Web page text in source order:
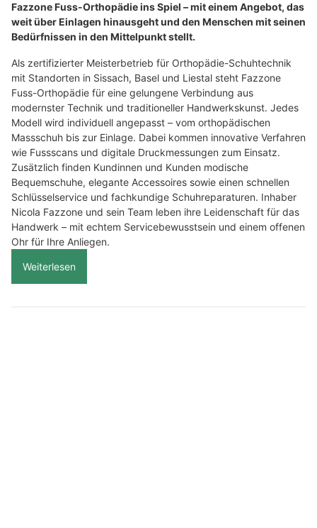
Fazzone Fuss-Orthopädie ins Spiel – mit einem Angebot, das
weit über Einlagen hinausgeht und den Menschen mit seinen
Bedürfnissen in den Mittelpunkt stellt.
Als zertifizierter Meisterbetrieb für Orthopädie-Schuhtechnik
mit Standorten in Sissach, Basel und Liestal steht Fazzone
Fuss-Orthopädie für eine gelungene Verbindung aus
modernster Technik und traditioneller Handwerkskunst. Jedes
Modell wird individuell angepasst – vom orthopädischen
Massschuh bis zur Einlage. Dabei kommen innovative Verfahren
wie Fussscans und digitale Druckmessungen zum Einsatz.
Zusätzlich finden Kundinnen und Kunden modische
Bequemschuhe, elegante Accessoires sowie einen schnellen
Schlüsselservice und fachkundige Schuhreparaturen. Inhaber
Nicola Fazzone und sein Team leben ihre Leidenschaft für das
Handwerk – mit echtem Servicebewusstsein und einem offenen
Ohr für Ihre Anliegen.
Weiterlesen